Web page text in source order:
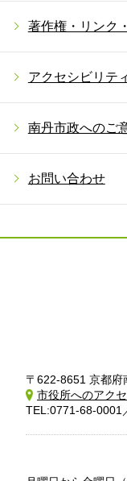
著作権・リンク
アクセシビリテ
南丹市政へのご
お問い合わせ
〒622-8651 京都
市役所へのアク
TEL:0771-68-0001